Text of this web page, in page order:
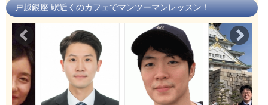
戸越銀座 駅近くのカフェでマンツーマンレッスン！